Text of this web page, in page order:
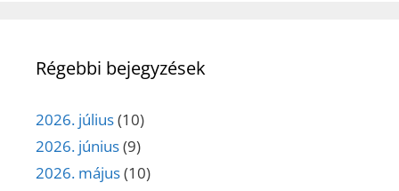
Régebbi bejegyzések
2026. július(10)
2026. június(9)
2026. május(10)